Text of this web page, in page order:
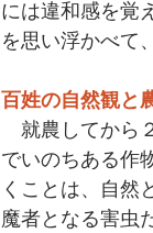
には違和感を覚
を思い浮かべて
百姓の自然観と
就農してから
でいのちある作
くことは、自然
魔者となる害虫